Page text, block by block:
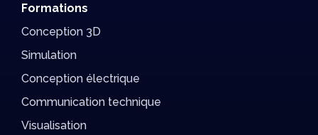
Formations
Conception 3D
Simulation
Conception électrique
Communication technique
Visualisation